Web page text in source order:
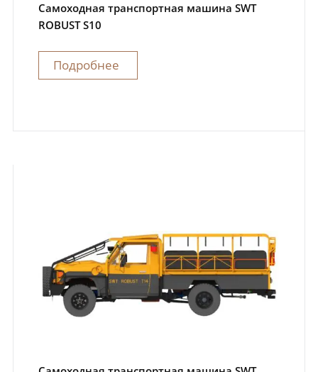
Самоходная транспортная машина SWT
ROBUST S10
Подробнее